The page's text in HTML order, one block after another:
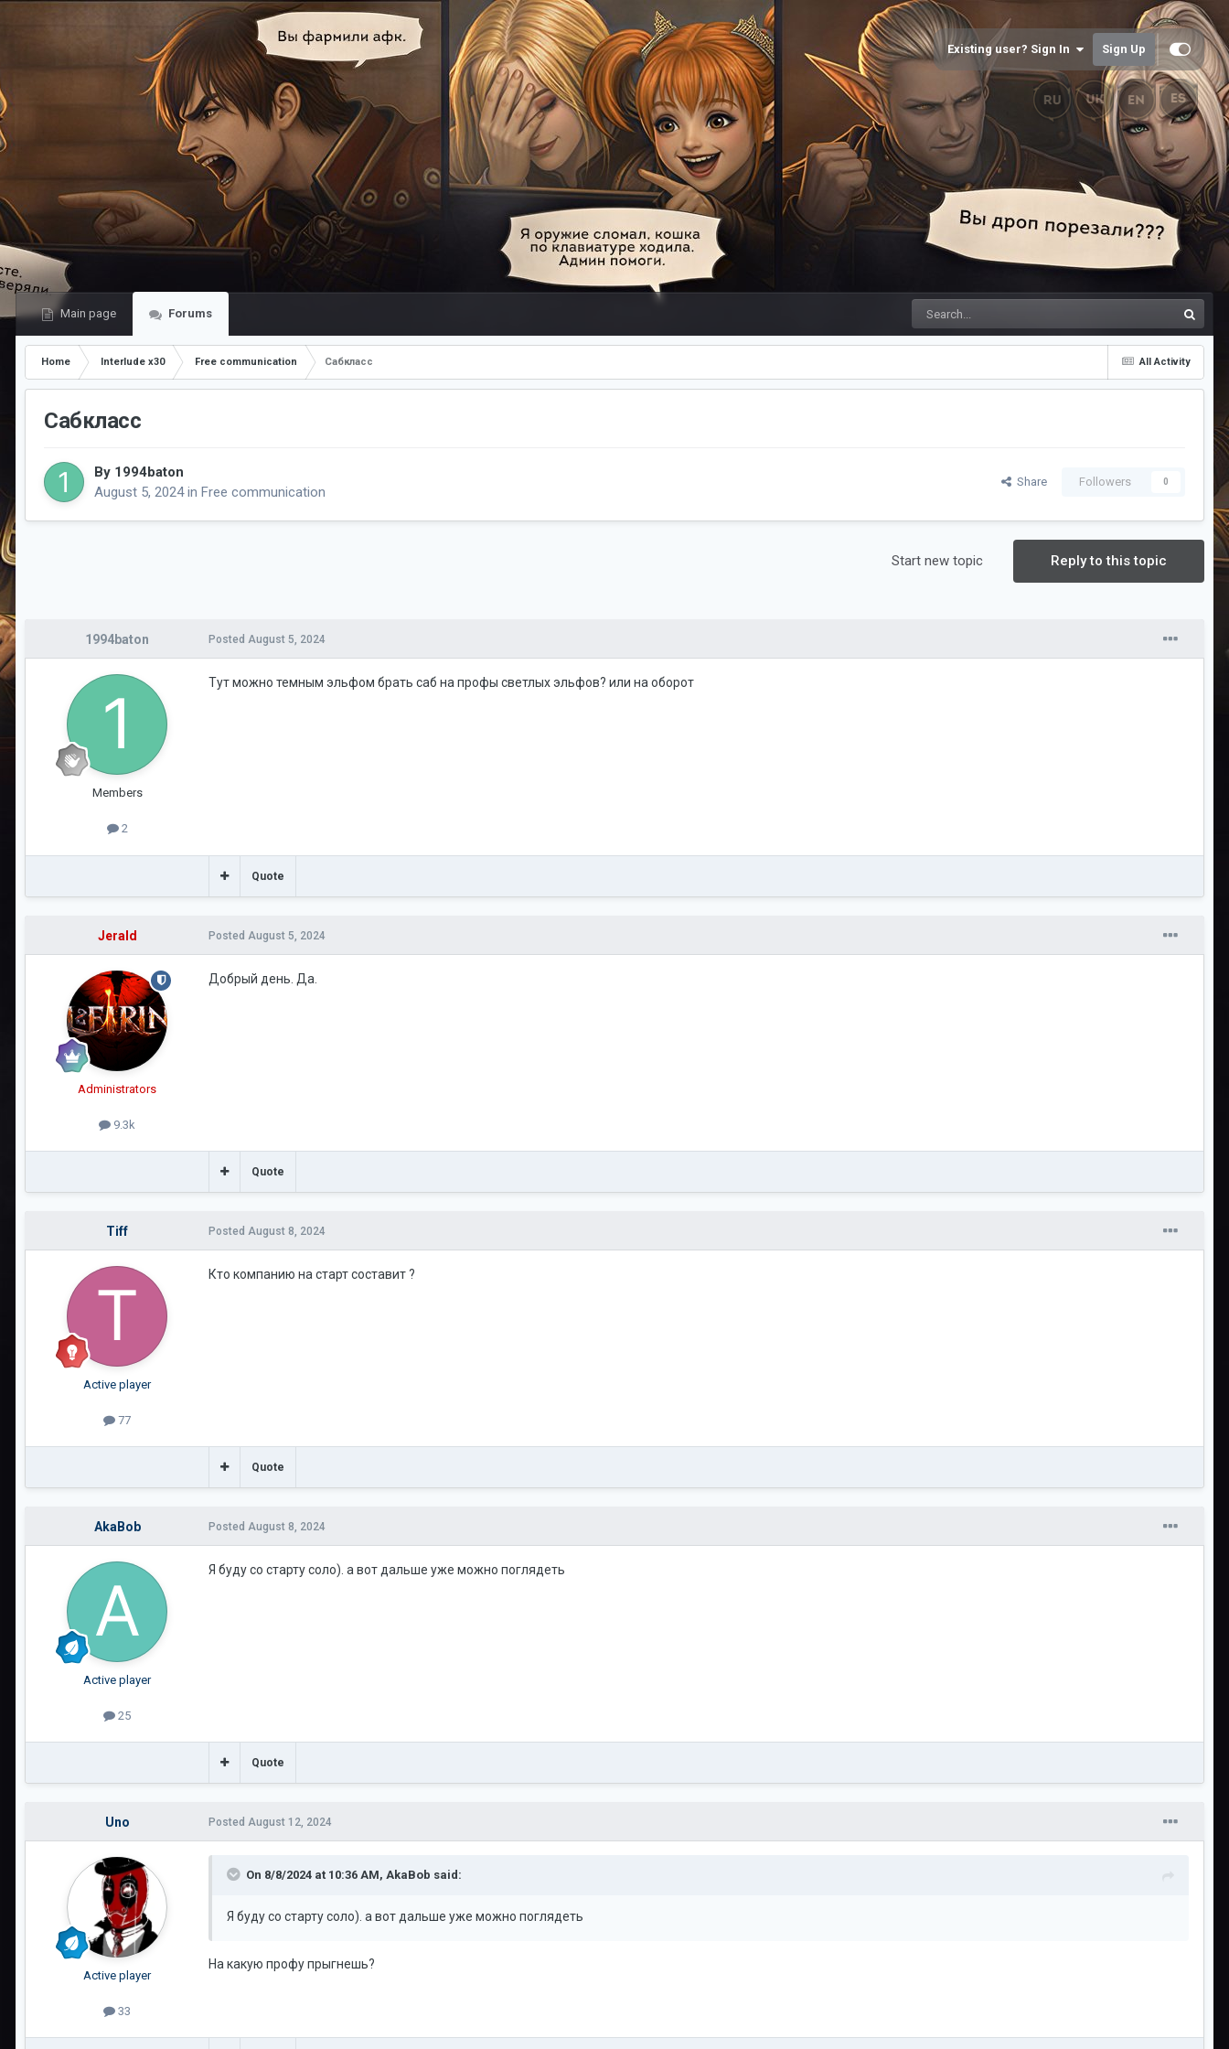
Existing user? Sign In Sign Up
Main page Forums
All Activity
Home Interlude x30 Free communication Сабкласс
Сабкласс
By 1994baton
August 5, 2024in Free communication
Share Followers 0
Reply to this topic
Start new topic
1994baton
Members
2
Posted August 5, 2024
Тут можно темным эльфом брать саб на профы светлых эльфов? или на оборот
Quote
Jerald
Administrators
9.3k
Posted August 5, 2024
Добрый день. Да.
Quote
Tiff
Active player
77
Posted August 8, 2024
Кто компанию на старт составит ?
Quote
AkaBob
Active player
25
Posted August 8, 2024
Я буду со старту соло). а вот дальше уже можно поглядеть
Quote
Uno
Active player
33
Posted August 12, 2024
On 8/8/2024 at 10:36 AM, AkaBob said:
Я буду со старту соло). а вот дальше уже можно поглядеть
На какую профу прыгнешь?